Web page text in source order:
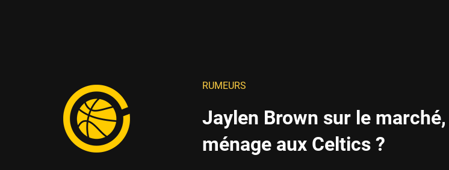
RUMEURS
Jaylen Brown sur le
ménage aux Celtics ?